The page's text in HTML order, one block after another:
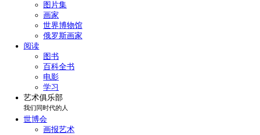
图片集
画家
世界博物馆
俄罗斯画家
阅读
图书
百科全书
电影
学习
艺术俱乐部
我们同时代的人
世博会
画报艺术